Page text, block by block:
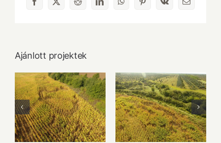
Facebook
X RedditLinkedInWhatsAppPinterest
Vk Email:
Ajánlott projektek
Lunch Favourite
with Salad, Naan
And Beans
Fruit Platter with
Banana, Mango,
Berries and
Orange